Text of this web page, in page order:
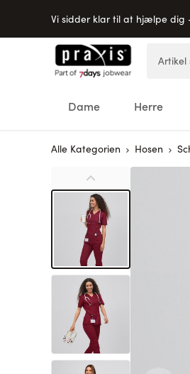
Vi sidder klar til at hjælpe dig
Skip to Content
Dame Herre
Alle Kategorien Hosen